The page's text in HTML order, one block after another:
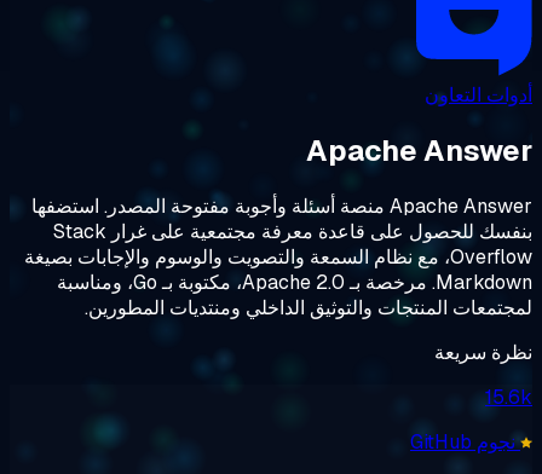
Apache
Apache Answer منصة أسئلة وأجوبة مفتوحة المصدر. استضفها
بنفسك للحصول على قاعدة معرفة مجتمعية على غرار Stack
Overflow، مع نظام السمعة والتصويت والوسوم والإجابات بصيغة
Markdown. مرخصة بـ Apache 2.0، مكتوبة بـ Go، ومناسبة
والتوثيق الداخلي ومنتديات المطورين.